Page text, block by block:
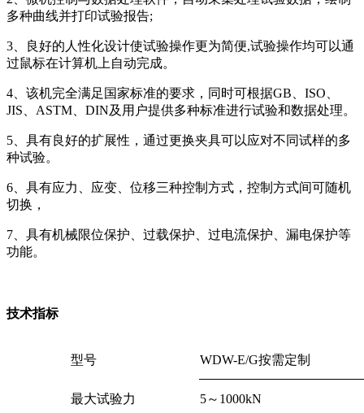
多种曲线并打印试验报告;
3、良好的人性化设计使试验操作更为简便,试验操作均可以通
过鼠标在计算机上自动完成。
4、该机完全满足国家标准的要求，同时可根据GB、ISO、
JIS、ASTM、DIN及用户提供多种标准进行试验和数据处理。
5、具有良好的扩展性，通过更换夹具可以应对不同试样的多
种试验。
6、具有应力、应变、位移三种控制方式，控制方式间可随机
切换，
7、具有机械限位保护、过载保护、过电流保护、漏电保护等
功能。
技术指标
型号 WDW-E/G按需定制
最大试验力 5～1000kN